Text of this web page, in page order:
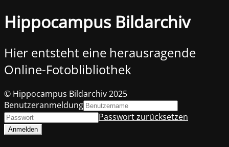
Hippocampus Bildarchiv
Hier entsteht eine herausragende
Online-Fotoblibliothek
© Hippocampus Bildarchiv 2025
Benutzeranmeldung
Passwort zurücksetzen